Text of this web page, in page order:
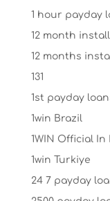
1 hour payday
12 month
12 months
131
1st payday
1win Brazil
1WIN Official In
1win Turkiye
24 7 payday